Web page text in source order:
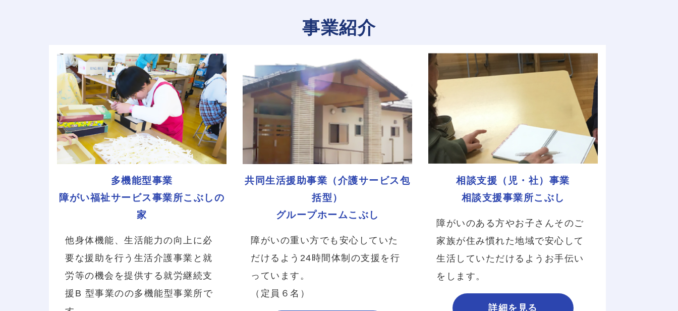
事業紹介
多機能型事業
障がい福祉サービス事業所こぶしの
家
他身体機能、生活能力の向上に必
要な援助を行う生活介護事業と就
労等の機会を提供する就労継続支
援B 型事業のの多機能型事業所で
共同生活援助事業（介護サービス包
括型）
グループホームこぶし
障がいの重い方でも安心していた
だけるよう24時間体制の支援を行
っています。
（定員６名）
相談支援（児・社）事業
相談支援事業所こぶし
障がいのある方やお子さんそのご
家族が住み慣れた地域で安心して
生活していただけるようお手伝い
をします。
詳細を見る